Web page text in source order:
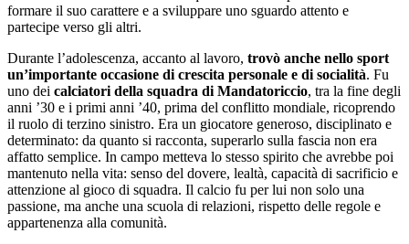
formare il suo carattere e a sviluppare uno sguardo attento e
partecipe verso gli altri.
Durante l’adolescenza, accanto al lavoro, trovò anche nello sport
un’importante occasione di crescita personale e di socialità. Fu
uno dei calciatori della squadra di Mandatoriccio, tra la fine degli
anni ’30 e i primi anni ’40, prima del conflitto mondiale, ricoprendo
il ruolo di terzino sinistro. Era un giocatore generoso, disciplinato e
determinato: da quanto si racconta, superarlo sulla fascia non era
affatto semplice. In campo metteva lo stesso spirito che avrebbe poi
mantenuto nella vita: senso del dovere, lealtà, capacità di sacrificio e
attenzione al gioco di squadra. Il calcio fu per lui non solo una
passione, ma anche una scuola di relazioni, rispetto delle regole e
appartenenza alla comunità.